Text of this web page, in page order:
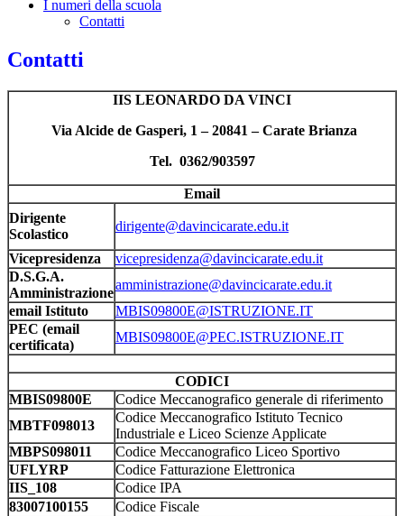
I numeri della scuola
Contatti
Contatti
IIS LEONARDO DA VINCI
Via Alcide de Gasperi, 1 – 20841 – Carate Brianza
Tel. 0362/903597
Email
Dirigente
Scolastico
dirigente@davincicarate.edu.it
Vicepresidenza
vicepresidenza@davincicarate.edu.it
D.S.G.A.
Amministrazione
amministrazione@davincicarate.edu.it
email Istituto
MBIS09800E@ISTRUZIONE.IT
PEC (email
certificata)
MBIS09800E@PEC.ISTRUZIONE.IT
CODICI
MBIS09800E
Codice Meccanografico generale di riferimento
MBTF098013
Codice Meccanografico Istituto Tecnico
Industriale e Liceo Scienze Applicate
MBPS098011
Codice Meccanografico Liceo Sportivo
UFLYRP
Codice Fatturazione Elettronica
IIS_108
Codice IPA
83007100155
Codice Fiscale